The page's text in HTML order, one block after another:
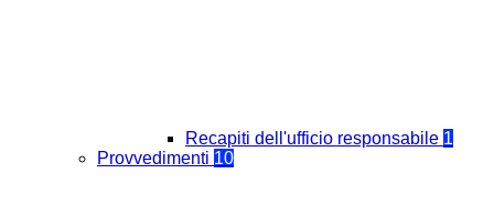
Recapiti dell'ufficio responsabile 1
Provvedimenti 10